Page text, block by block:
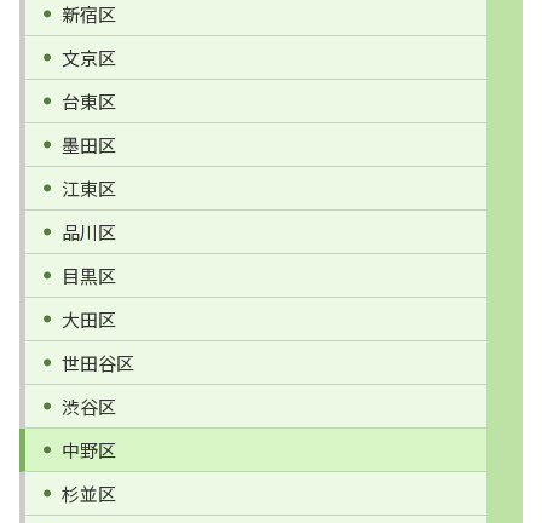
新宿区
文京区
台東区
墨田区
江東区
品川区
目黒区
大田区
世田谷区
渋谷区
中野区
杉並区